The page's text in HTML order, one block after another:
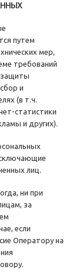
путем
мер,
требований
защиты
и
(в т.ч.
статистики
и других).
лиц.
ни при
за
если
Оператору на